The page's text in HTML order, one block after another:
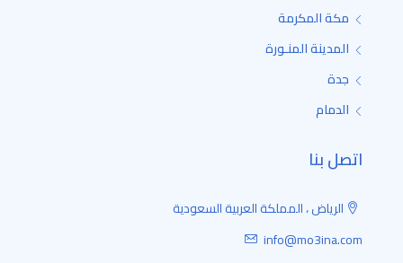
مكة المكرمة
المدينة المنـورة
جدة
الدمام
اتصل بنا
الرياض ، المملكة العربية السعودية
info@mo3ina.com